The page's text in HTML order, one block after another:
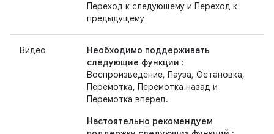
Переход к следующему и Переход к
предыдущему
Видео
Необходимо поддерживать
следующие функции :
Воспроизведение, Пауза, Остановка,
Перемотка, Перемотка назад и
Перемотка вперед.
Настоятельно рекомендуем